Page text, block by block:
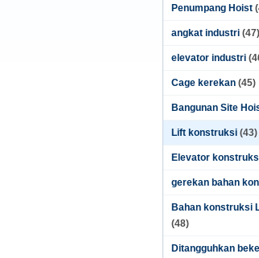
Penumpang Hoist
angkat industri (47)
elevator industri
Cage kerekan (45)
Bangunan Site
Lift konstruksi (43)
Elevator
gerekan bahan
Bahan konstruksi
(48)
Ditangguhkan